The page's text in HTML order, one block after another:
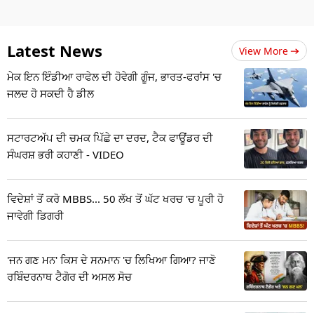
Latest News View More
ਮੇਕ ਇਨ ਇੰਡੀਆ ਰਾਫੇਲ ਦੀ ਹੋਵੇਗੀ ਗੂੰਜ, ਭਾਰਤ-ਫਰਾਂਸ 'ਚ
ਜਲਦ ਹੋ ਸਕਦੀ ਹੈ ਡੀਲ
ਸਟਾਰਟਅੱਪ ਦੀ ਚਮਕ ਪਿੱਛੇ ਦਾ ਦਰਦ, ਟੈਕ ਫਾਊਂਡਰ ਦੀ
ਸੰਘਰਸ਼ ਭਰੀ ਕਹਾਣੀ - VIDEO
ਵਿਦੇਸ਼ਾਂ ਤੋਂ ਕਰੋ MBBS... 50 ਲੱਖ ਤੋਂ ਘੱਟ ਖਰਚ 'ਚ ਪੂਰੀ ਹੋ
ਜਾਵੇਗੀ ਡਿਗਰੀ
'ਜਨ ਗਣ ਮਨ' ਕਿਸ ਦੇ ਸਨਮਾਨ 'ਚ ਲਿਖਿਆ ਗਿਆ? ਜਾਣੋ
ਰਬਿੰਦਰਨਾਥ ਟੈਗੋਰ ਦੀ ਅਸਲ ਸੋਚ